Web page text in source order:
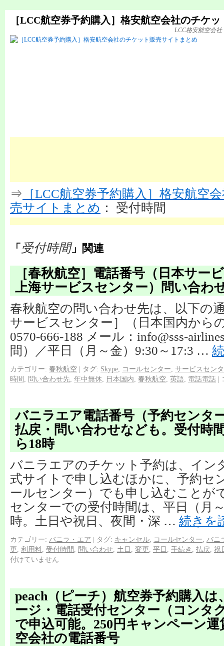
［LCC航空券予約購入］格安航空会社のチケ
LCC格安航空会
⇒ ［LCC航空券予約購入］格安航空
売サイトまとめ ： 受付時間
「 受付時間」関連
［春秋航空］電話番号（日本サー
上海サービスセンター）問い合わ
春秋航空の問い合わせ先は、以下の
サービスセンター］（日本国内から
0570-666-188 メール：info@sss-
間）／平日（月～金）9:30～17:3 …
カテゴリー: 春秋航空 | タグ: Skype コールセンター サービスセン
時間
問い合わせ先 年中無休 日本国内 春秋航空 英語 電話電話 |
バニラエア電話番号（予約センタ
払戻・問い合わせなども。受付時
ら18時
バニラエアのチケット予約は、イン
式サイトで申し込むほかに、予約セ
ールセンター）でも申し込むことが
センターでの受付時間は、平日（月
時。土日や祝日、夜間・深 … 続きを
カテゴリー: バニラ・エア | タグ: キャンセル コールセンター
バニ
更 利用料 受付時間 問い合わせ 土日 変更 平日 手続き 払戻 祝
付けていません
peach（ピーチ）航空券予約購入
ージ・電話受付センター（コンタ
で申込可能。250円キャンペーン
空会社の電話番号